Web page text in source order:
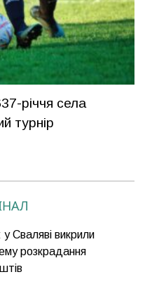
річчя села
турнір
Сваляві викрили
розкрадання